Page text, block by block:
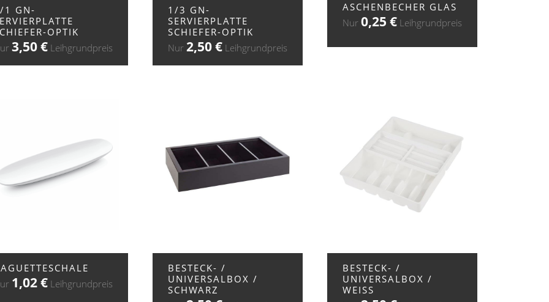
1 GN-
OPTIK
3,50€ Leihgrundpreis
1/3 GN-
SERVIERPLATTE
SCHIEFER-OPTIK
Nur 2,50€ Leihgrundpreis
ASCHENBECHER GLAS
Nur 0,25 € Leihgrundpreis
1,02€ Leihgrundpreis
BESTECK- /
UNIVERSALBOX /
SCHWARZ
BESTECK- /
UNIVERSALBOX /
WEISS